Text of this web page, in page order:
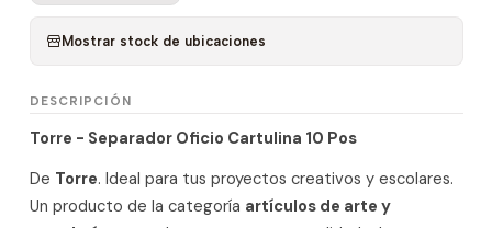
Mostrar stock de ubicaciones
DESCRIPCIÓN
Torre - Separador Oficio Cartulina 10 Pos
De Torre. Ideal para tus proyectos creativos y escolares.
Un producto de la categoría artículos de arte y